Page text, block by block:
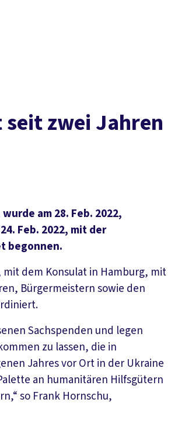
seit zwei Jahren
am 28. Feb. 2022,
Feb. 2022, mit der
begonnen.
dem Konsulat in Hamburg, mit
Bürgermeistern sowie den
Sachspenden und legen
zu lassen, die in
Jahres vor Ort in der Ukraine
an humanitären Hilfsgütern
so Frank Hornschu,